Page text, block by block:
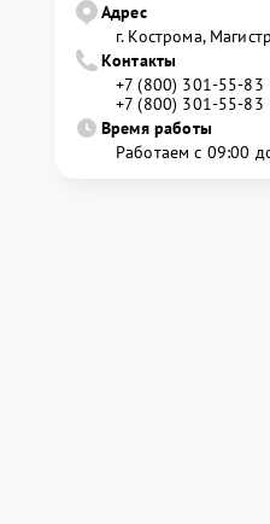
Адрес
г. Кострома,
Контакты
+7 (800) 301-55-83
+7 (800) 301-55-83
Время работы
Работаем с 09:00